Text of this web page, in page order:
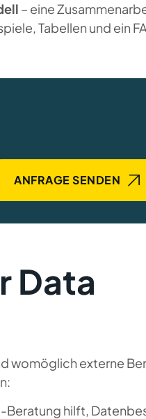
– eine
Tabellen und ein
ANFRAGE SENDEN
Data
womöglich externe
hilft,